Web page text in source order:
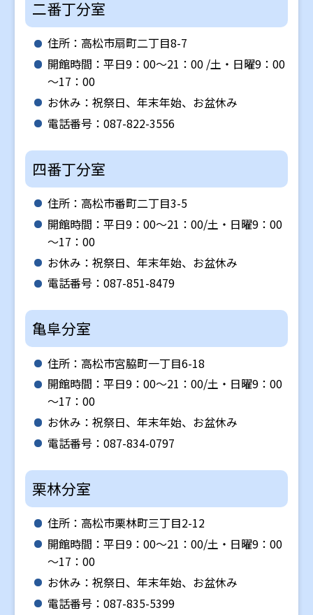
二番丁分室
住所：高松市扇町二丁目8-7
開館時間：平日9：00～21：00 /土・日曜9：00
～17：00
お休み：祝祭日、年末年始、お盆休み
電話番号：087-822-3556
四番丁分室
住所：高松市番町二丁目3-5
開館時間：平日9：00～21：00/土・日曜9：00
～17：00
お休み：祝祭日、年末年始、お盆休み
電話番号：087-851-8479
亀阜分室
住所：高松市宮脇町一丁目6-18
開館時間：平日9：00～21：00/土・日曜9：00
～17：00
お休み：祝祭日、年末年始、お盆休み
電話番号：087-834-0797
栗林分室
住所：高松市栗林町三丁目2-12
開館時間：平日9：00～21：00/土・日曜9：00
～17：00
お休み：祝祭日、年末年始、お盆休み
電話番号：087-835-5399